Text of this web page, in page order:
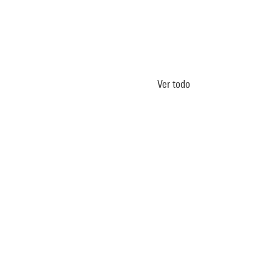
Ver todo